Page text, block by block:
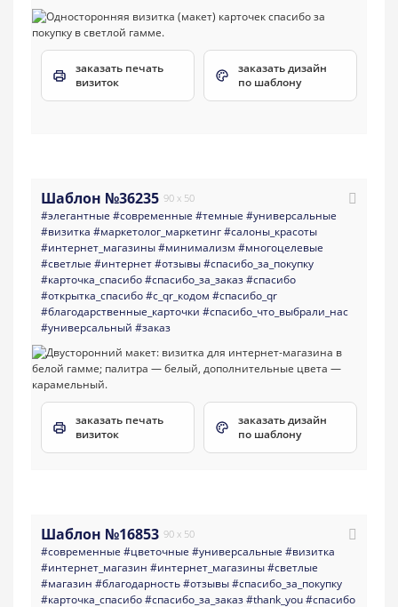
заказать печать
визиток
заказать дизайн
по шаблону
Шаблон №36235 90 x 50
#элегантные #современные #темные #универсальные
#визитка #маркетолог_маркетинг#салоны_красоты
#интернет_магазины#минимализм #многоцелевые
#светлые #интернет#отзывы#спасибо_за_покупку
#карточка_спасибо#спасибо_за_заказ#спасибо
#открытка_спасибо#с_qr_кодом #спасибо_qr
#благодарственные_карточки #спасибо_что_выбрали_нас
#универсальный #заказ
заказать печать
визиток
заказать дизайн
по шаблону
Шаблон №16853 90 x 50
#современные #цветочные #универсальные #визитка
#интернет_магазин #интернет_магазины#светлые
#магазин #благодарность#отзывы#спасибо_за_покупку
#карточка_спасибо#спасибо_за_заказ#thank_you#спасибо